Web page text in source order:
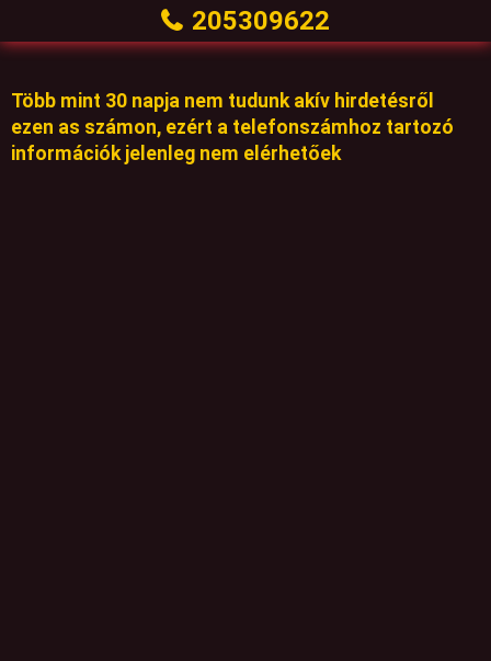
205309622
Több mint 30 napja nem tudunk akív hirdetésről
ezen as számon, ezért a telefonszámhoz tartozó
információk jelenleg nem elérhetőek